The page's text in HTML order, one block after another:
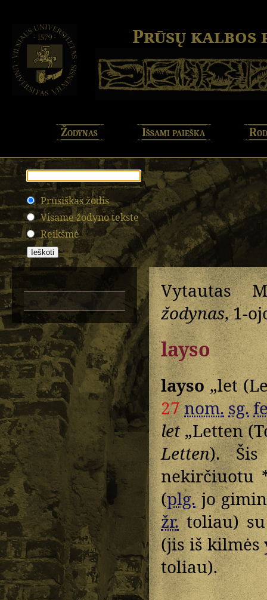
Prūsų kalbos
Žodynas Išsami paieška
Prūsiškas žodis
Visame žodyno tekste
Reikšmė
Vytautas
žodynas, 1-
layso
layso„let
27nom.sg.
let„Letten
Letten).
nekirčiuotu
(plg.jo
žr.toliau)
(jis iš kilmės
toliau).